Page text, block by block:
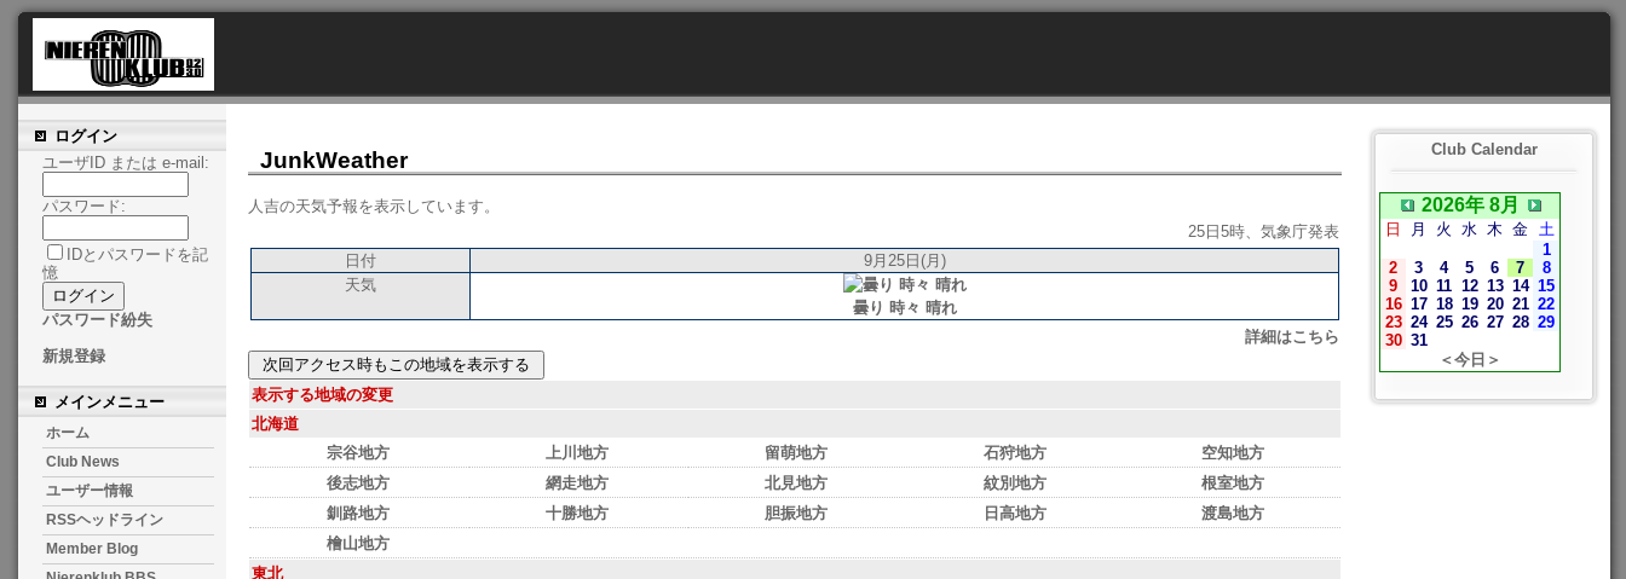
ログイン
ユーザID または e-mail:
パスワード:
IDとパスワードを記
憶
パスワード紛失
新規登録
メインメニュー
ホーム
Club News
ユーザー情報
RSSヘッドライン
Member Blog
JunkWeather
人吉の天気予報を表示しています。
25日5時、気象庁発表
日付
9月25日(月)
天気
曇り 時々 晴れ
詳細はこちら
表示する地域の変更
北海道
宗谷地方
上川地方 留萌地方 石狩地方
空知地方
後志地方
網走地方 北見地方 紋別地方
根室地方
釧路地方
十勝地方 胆振地方 日高地方
渡島地方
檜山地方
東北
Club Calendar
2026年 8月
日 月 火 水 木 金 土
1
2
3 4 5 6 7
8
9
10 11 12 13 14 15
16 17 18 19 20 21 22
23 24 25 26 27 28 29
30 31
＜今日＞